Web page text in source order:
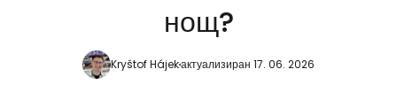
нощ?
Kryštof Hájekактуализиран 17. 06. 2026
Продължете с Facebook